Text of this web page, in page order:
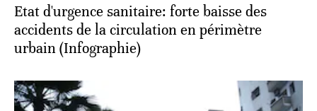
Etat d'urgence sanitaire: forte baisse des
accidents de la circulation en périmètre
urbain (Infographie)